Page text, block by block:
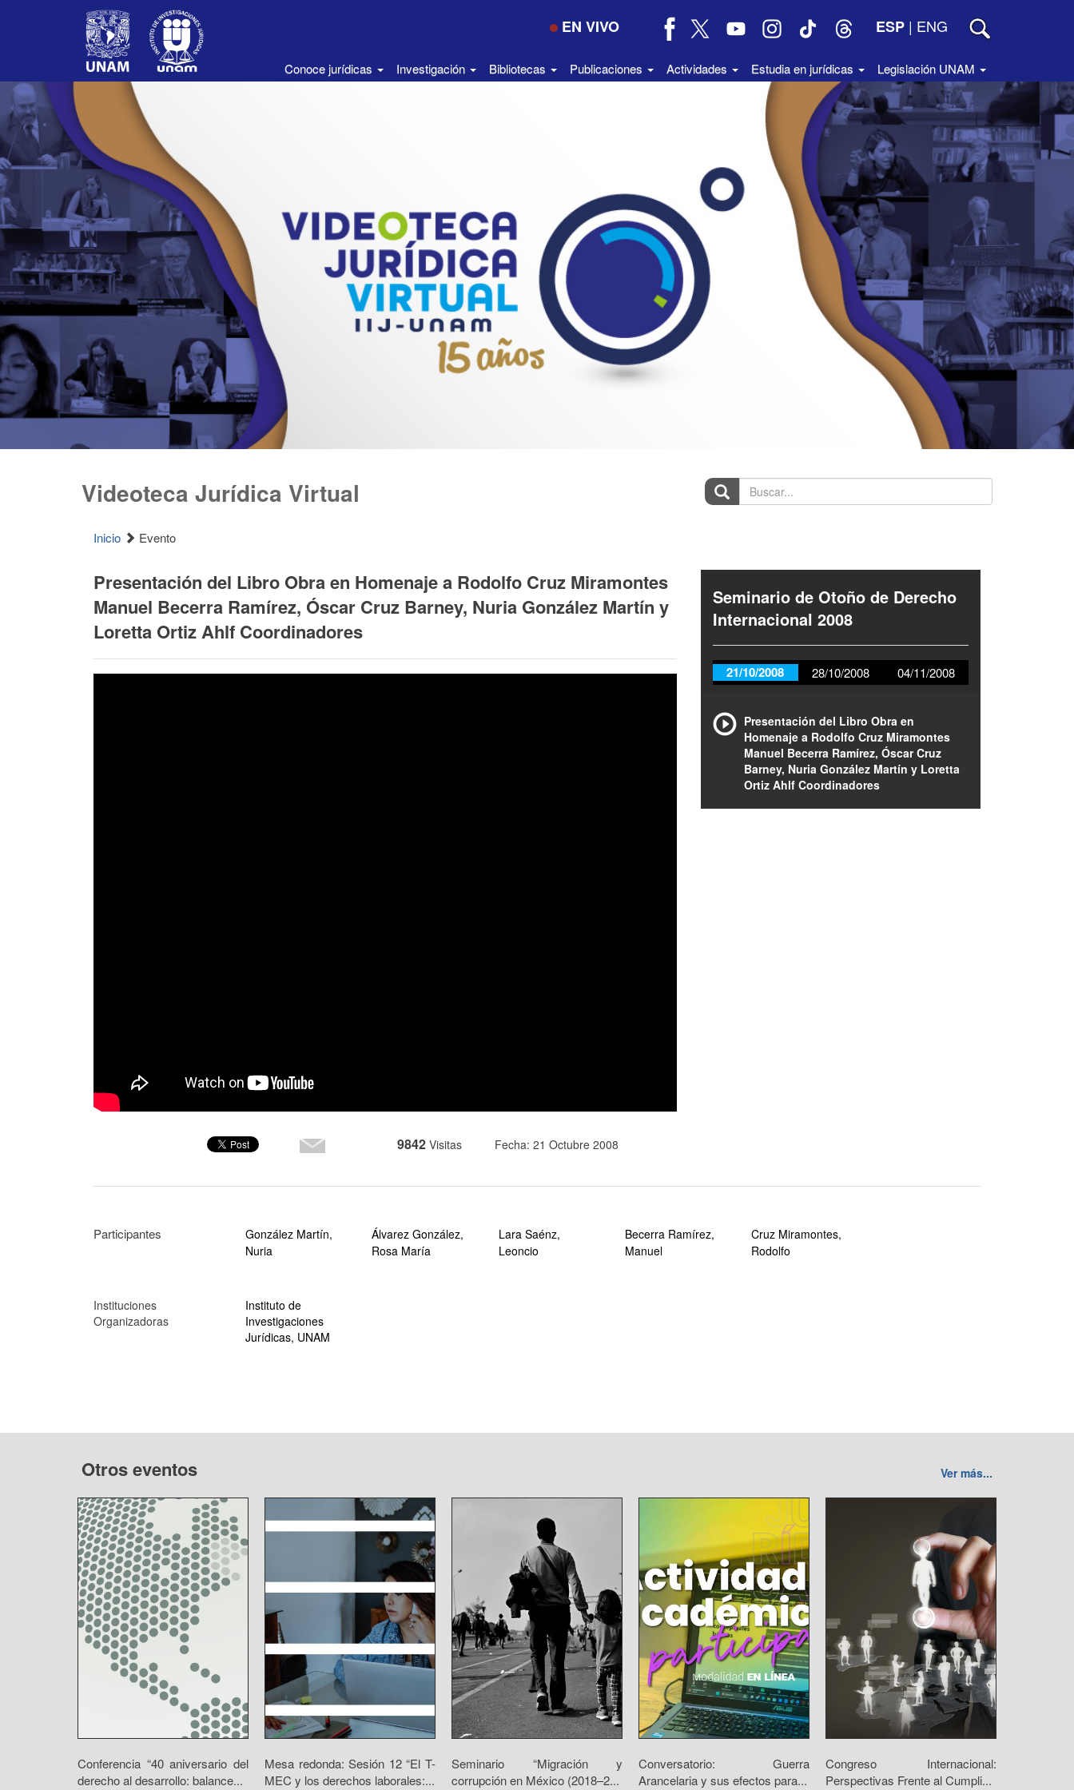
EN VIVO ESP | ENG
Conoce jurídicas Investigación Bibliotecas Publicaciones Actividades Estudia en jurídicas Legislación UNAM
Videoteca Jurídica Virtual Buscar...
Inicio Evento
Presentación del Libro Obra en Homenaje a Rodolfo Cruz Miramontes
Manuel Becerra Ramírez, Óscar Cruz Barney, Nuria González Martín y
Loretta Ortiz Ahlf Coordinadores
9842 Visitas Fecha: 21 Octubre 2008
Seminario de Otoño de Derecho
Internacional 2008
21/10/2008 28/10/2008 04/11/2008
Presentación del Libro Obra en
Homenaje a Rodolfo Cruz Miramontes
Manuel Becerra Ramírez, Óscar Cruz
Barney, Nuria González Martín y Loretta
Ortiz Ahlf Coordinadores
Participantes
González Martín,
Nuria
Álvarez González,
Rosa María
Lara Saénz,
Leoncio
Becerra Ramírez,
Manuel
Cruz Miramontes,
Rodolfo
Instituciones
Organizadoras
Instituto de
Investigaciones
Jurídicas, UNAM
Otros eventos Ver más...
Conferencia “40 aniversario del
derecho al desarrollo: balance...
Mesa redonda: Sesión 12 “El T-
MEC y los derechos laborales:...
Seminario “Migración y
corrupción en México (2018–2...
Conversatorio: Guerra
Arancelaria y sus efectos para...
Congreso Internacional:
Perspectivas Frente al Cumpli...